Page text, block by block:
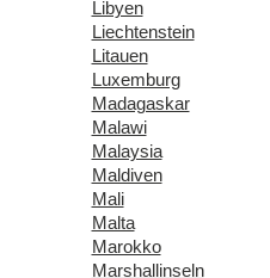
Libyen
Liechtenstein
Litauen
Luxemburg
Madagaskar
Malawi
Malaysia
Maldiven
Mali
Malta
Marokko
Marshallinseln